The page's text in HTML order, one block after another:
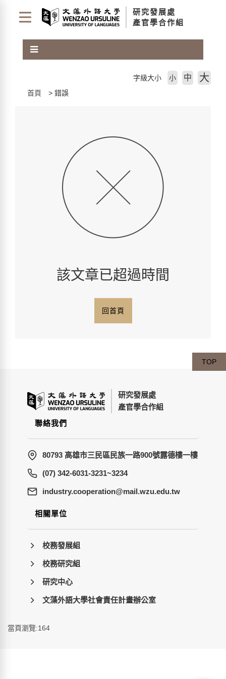
首頁
錯誤
字級大小 小 中 大
該文章已超過時間
回首頁
研究發展處
產官學合作組
聯絡我們
80793 高雄市三民區民族一路900號露德樓一樓
(07) 342-6031-3231~3234
wt.ude.uzw.liam@noitarepooc.yrtsudni
相關單位
校務發展組
校務研究組
研究中心
文藻外語大學社會責任計畫辦公室
當頁瀏覽:164
TOP
研究發展處
產官學合作組